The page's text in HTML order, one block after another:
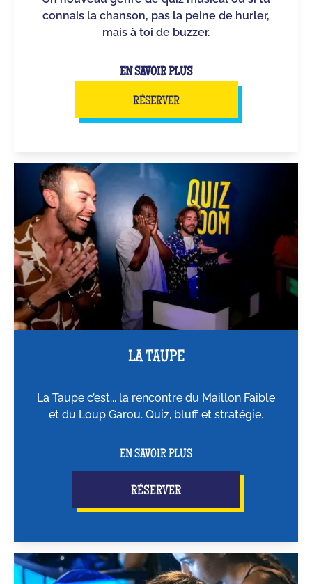
connais la chanson, pas la peine de hurler,
mais à toi de buzzer.
EN SAVOIR PLUS
RÉSERVER
LA TAUPE
La Taupe c’est... la rencontre du Maillon Faible
et du Loup Garou. Quiz, bluff et stratégie.
EN SAVOIR PLUS
RÉSERVER